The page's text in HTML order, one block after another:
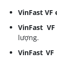
VinFast VF
VinFast
lượng.
VinFast